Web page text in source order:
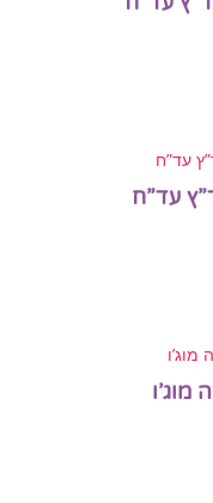
מוג’ו